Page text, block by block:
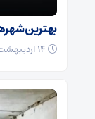
بهترین